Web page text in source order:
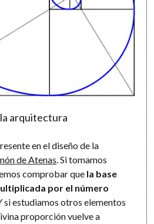
arquitectura
en el diseño de la
de Atenas. Si tomamos
comprobar que la base
por el número
si estudiamos otros elementos
proporción vuelve a